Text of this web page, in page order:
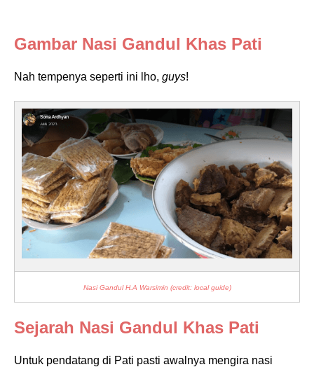
Gambar Nasi Gandul Khas Pati
Nah tempenya seperti ini lho, guys!
Nasi Gandul H.A Warsimin (credit: local guide)
Sejarah Nasi Gandul Khas Pati
Untuk pendatang di Pati pasti awalnya mengira nasi